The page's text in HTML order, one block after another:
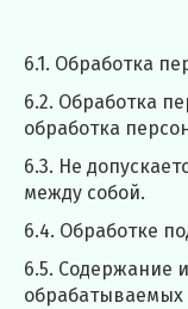
6.1. Обработка
6.2. Обработка
обработка
6.3. Не
между собой.
6.4. Обработке
6.5. Содержание